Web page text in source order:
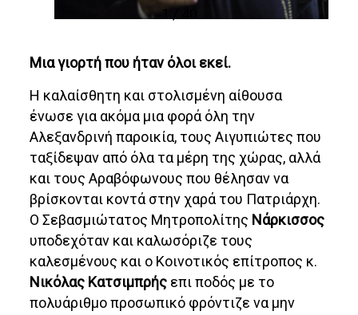
1 / 40
Μια γιορτή που ήταν όλοι εκεί.
Η καλαίσθητη και στολισμένη αίθουσα
ένωσε για ακόμα μια φορά όλη την
Αλεξανδρινή παροικία, τους Αιγυπιώτες που
ταξίδεψαν από όλα τα μέρη της χώρας, αλλά
και τους Αραβόφωνους που θέλησαν να
βρίσκονται κοντά στην χαρά του Πατριάρχη.
Ο Σεβασμιώτατος Μητροπολίτης Νάρκισσος
υποδεχόταν και καλωσόριζε τους
καλεσμένους και ο Κοινοτικός επίτροπος κ.
Νικόλας Κατσιμπρής επι ποδός με το
πολυάριθμο προσωπικό φρόντιζε να μην